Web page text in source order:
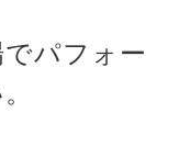
でパフォー